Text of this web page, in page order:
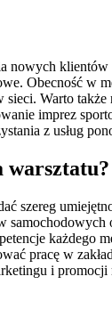
nowych
Obecność
Warto
imprez
z usług
warsztatu?
szereg
każdego
pracę w
i